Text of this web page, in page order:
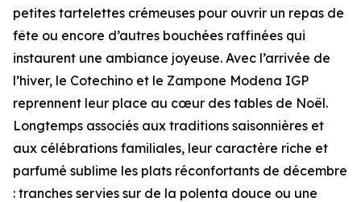
petites tartelettes crémeuses pour ouvrir un repas de
fête ou encore d’autres bouchées raffinées qui
instaurent une ambiance joyeuse. Avec l’arrivée de
l’hiver, le Cotechino et le Zampone Modena IGP
reprennent leur place au cœur des tables de Noël.
Longtemps associés aux traditions saisonnières et
aux célébrations familiales, leur caractère riche et
parfumé sublime les plats réconfortants de décembre
: tranches servies sur de la polenta douce ou une